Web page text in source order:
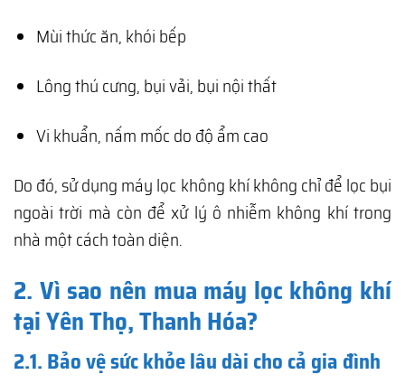
Mùi thức ăn, khói bếp
Lông thú cưng, bụi vải, bụi nội thất
Vi khuẩn, nấm mốc do độ ẩm cao
Do đó, sử dụng máy lọc không khí không chỉ để lọc bụi
ngoài trời mà còn để xử lý ô nhiễm không khí trong
nhà một cách toàn diện.
2. Vì sao nên mua máy lọc không khí
tại Yên Thọ, Thanh Hóa?
2.1. Bảo vệ sức khỏe lâu dài cho cả gia đình